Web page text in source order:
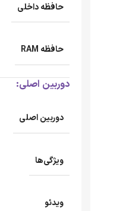
حافظه داخلی
حافظه RAM
دوربین اصلی:
دوربین اصلی
ویژگی‌ها
ویدئو